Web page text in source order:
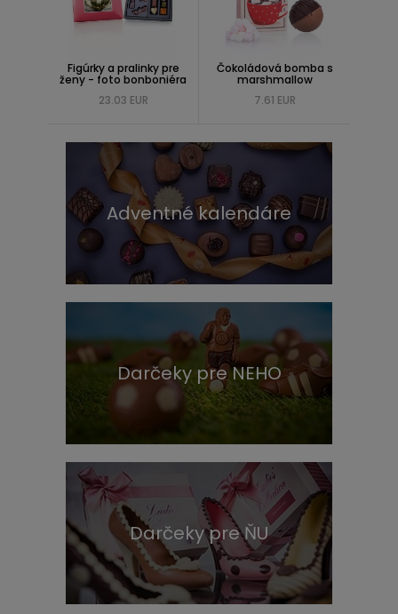
Figúrky a pralinky pre
ženy - foto bonboniéra
23.03 EUR
Čokoládová bomba s
marshmallow
7.61 EUR
Adventné kalendáre
Darčeky pre NEHO
Darčeky pre ŇU